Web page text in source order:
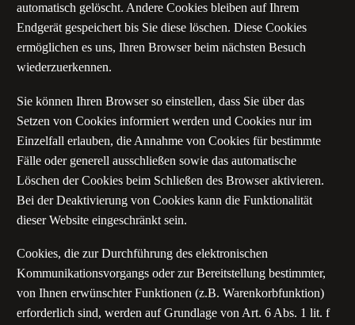
automatisch gelöscht. Andere Cookies bleiben auf Ihrem
Endgerät gespeichert bis Sie diese löschen. Diese Cookies
ermöglichen es uns, Ihren Browser beim nächsten Besuch
wiederzuerkennen.
Sie können Ihren Browser so einstellen, dass Sie über das
Setzen von Cookies informiert werden und Cookies nur im
Einzelfall erlauben, die Annahme von Cookies für bestimmte
Fälle oder generell ausschließen sowie das automatische
Löschen der Cookies beim Schließen des Browser aktivieren.
Bei der Deaktivierung von Cookies kann die Funktionalität
dieser Website eingeschränkt sein.
Cookies, die zur Durchführung des elektronischen
Kommunikationsvorgangs oder zur Bereitstellung bestimmter,
von Ihnen erwünschter Funktionen (z.B. Warenkorbfunktion)
erforderlich sind, werden auf Grundlage von Art. 6 Abs. 1 lit. f